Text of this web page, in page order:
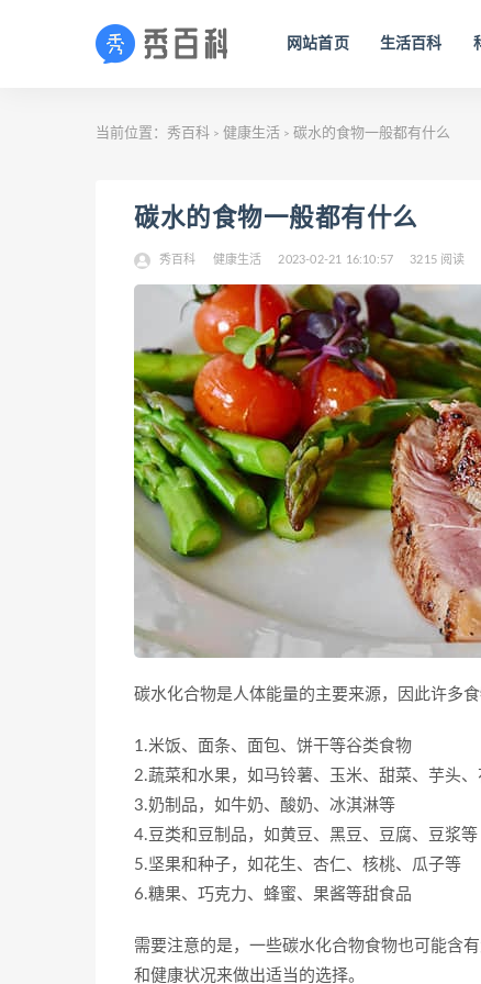
网站首页 生活百科
当前位置： 秀百科 > 健康生活 > 碳水的食物一般都有什么
碳水的食物一般都有什么
秀百科 健康生活 2023-02-21 16:10:57 3215 阅读
碳水化合物是人体能量的主要来源，因此许多
1.米饭、面条、面包、饼干等谷类食物
2.蔬菜和水果，如马铃薯、玉米、甜菜、芋头
3.奶制品，如牛奶、酸奶、冰淇淋等
4.豆类和豆制品，如黄豆、黑豆、豆腐、豆浆等
5.坚果和种子，如花生、杏仁、核桃、瓜子等
6.糖果、巧克力、蜂蜜、果酱等甜食品
需要注意的是，一些碳水化合物食物也可能含
和健康状况来做出适当的选择。